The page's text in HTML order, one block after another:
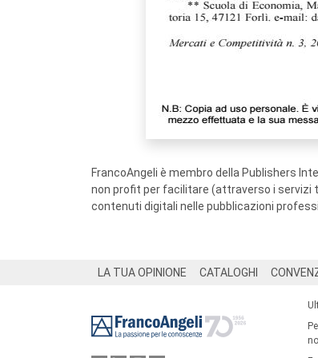
FrancoAngeli è membro della Publishers
non profit per facilitare (attraverso i servizi
contenuti digitali nelle pubblicazioni
LA TUA OPINIONE CATALOGHI